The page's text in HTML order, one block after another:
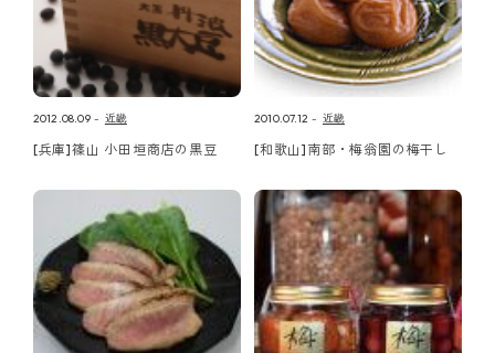
2012.08.09 近畿
[兵庫]篠山 小田垣商店の黒豆
2010.07.12 近畿
[和歌山]南部・梅翁園の梅干し